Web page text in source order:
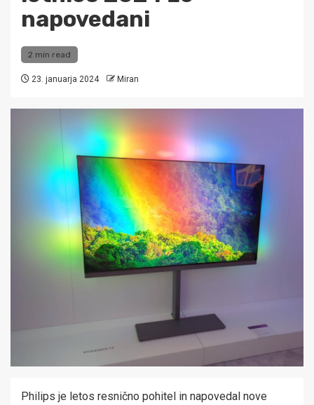
napovedani
2 min read
23. januarja 2024 Miran
Philips je letos resnično pohitel in napovedal nove